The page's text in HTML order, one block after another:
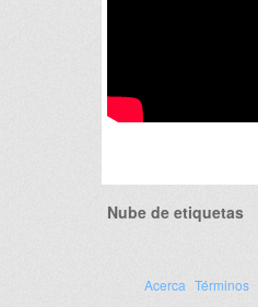
Nube de etiquetas
Acerca Términos